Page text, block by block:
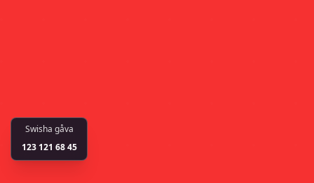
Swisha gåva
123 121 68 45